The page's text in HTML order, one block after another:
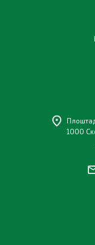
Завршени
1000